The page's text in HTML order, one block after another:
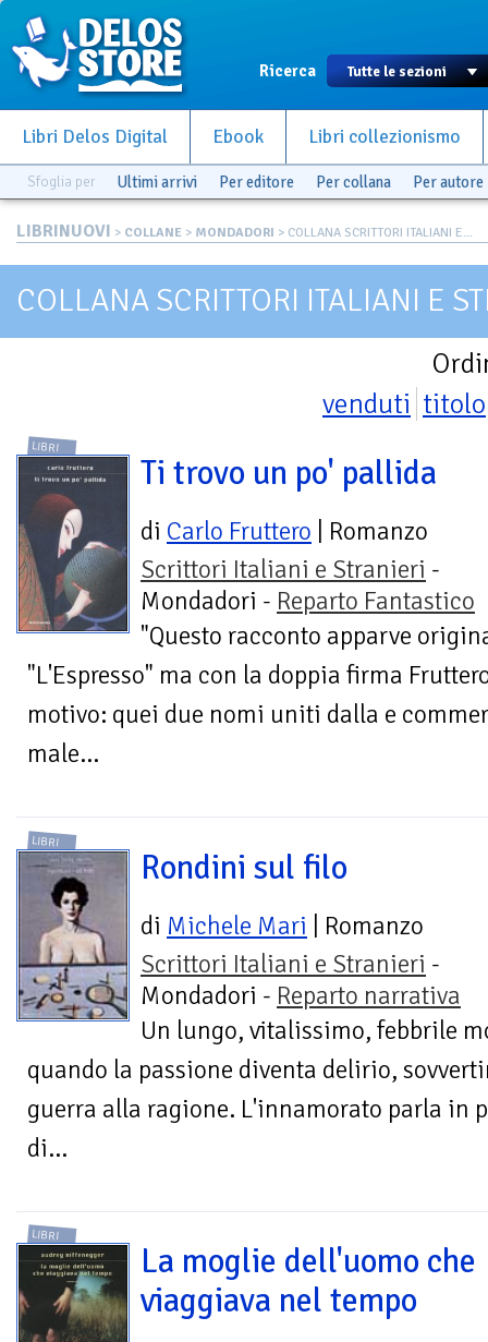
Ricerca
Libri Delos Digital Ebook Libri collezionismo
Sfoglia per Ultimi arrivi Per editore Per collana Per autore
LIBRINUOVI > COLLANE > MONDADORI > COLLANA SCRITTORI ITALIANI E...
COLLANA SCRITTORI ITALIANI E
venduti titolo
LIBRI
Ti trovo un po' pallida
di Carlo Fruttero | Romanzo
Scrittori Italiani e Stranieri -
Mondadori - Reparto Fantastico
"Questo racconto apparve
"L'Espresso" ma con la doppia firma
motivo: quei due nomi uniti dalla e
male...
LIBRI
Rondini sul filo
di Michele Mari | Romanzo
Scrittori Italiani e Stranieri -
Mondadori - Reparto narrativa
Un lungo, vitalissimo, febbrile
quando la passione diventa delirio,
guerra alla ragione. L'innamorato parla in
di...
LIBRI
La moglie dell'uomo che
viaggiava nel tempo